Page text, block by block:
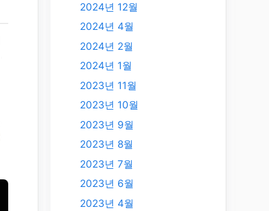
2024년 12월
2024년 4월
2024년 2월
2024년 1월
2023년 11월
2023년 10월
2023년 9월
2023년 8월
2023년 7월
2023년 6월
2023년 4월